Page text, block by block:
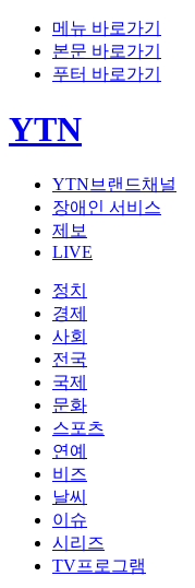
메뉴 바로가기
본문 바로가기
푸터 바로가기
YTN
YTN브랜드채널
장애인 서비스
제보
LIVE
정치
경제
사회
전국
국제
문화
스포츠
연예
비즈
날씨
이슈
시리즈
TV프로그램